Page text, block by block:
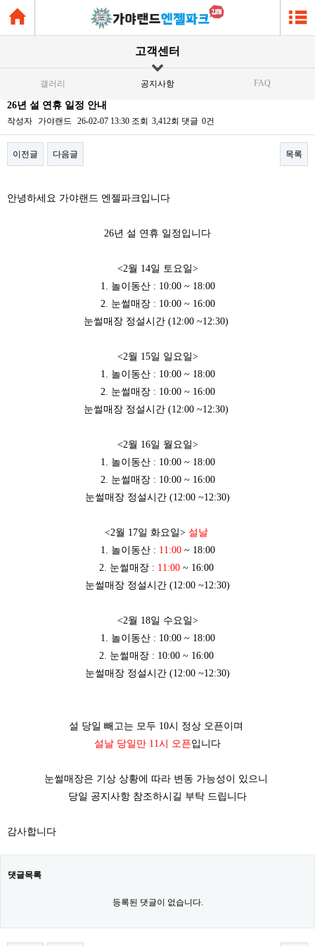
고객센터
갤러리 공지사항 FAQ
26년 설 연휴 일정 안내
작성자 가야랜드 26-02-07 13:30 조회 3,412회 댓글 0건
이전글 다음글 목록
안녕하세요 가야랜드 엔젤파크입니다
26년 설 연휴 일정입니다
<2월 14일 토요일>
1. 놀이동산 : 10:00 ~ 18:00
2. 눈썰매장 : 10:00 ~ 16:00
눈썰매장 정설시간 (12:00 ~12:30)​
<2월 15일 일요일>
1. 놀이동산 : 10:00 ~ 18:00
2. 눈썰매장 : 10:00 ~ 16:00
눈썰매장 정설시간 (12:00 ~12:30)​
<2월 16일 월요일>
1. 놀이동산 : 10:00 ~ 18:00
2. 눈썰매장 : 10:00 ~ 16:00
눈썰매장 정설시간 (12:00 ~12:30)
<2월 17일 화요일> 설날​
1. 놀이동산 : 11:00~ 18:00
2. 눈썰매장 : 11:00~ 16:00​
눈썰매장 정설시간 (12:00 ~12:30)​
<2월 18일 수요일>
1. 놀이동산 : 10:00~ 18:00
2. 눈썰매장 : 10:00​ ~ 16:00​
눈썰매장 정설시간 (12:00 ~12:30)​
설 당일 빼고는 모두 10시 정상 오픈이며
설날 당일만 11시 오픈입니다
눈썰매장은 기상 상황에 따라 변동 가능성이 있으니
당일 공지사항 참조하시길 부탁 드립니다
감사합니다
댓글목록
등록된 댓글이 없습니다.